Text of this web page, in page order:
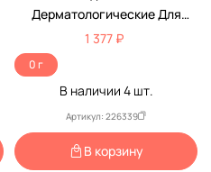
Дерматологические Для
Крупных Собак Упаковка 4
1 377 ₽
0 г
В наличии 4шт.
Артикул: 226339
В корзину